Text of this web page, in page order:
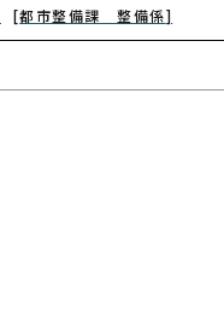
都市整備課 整備係